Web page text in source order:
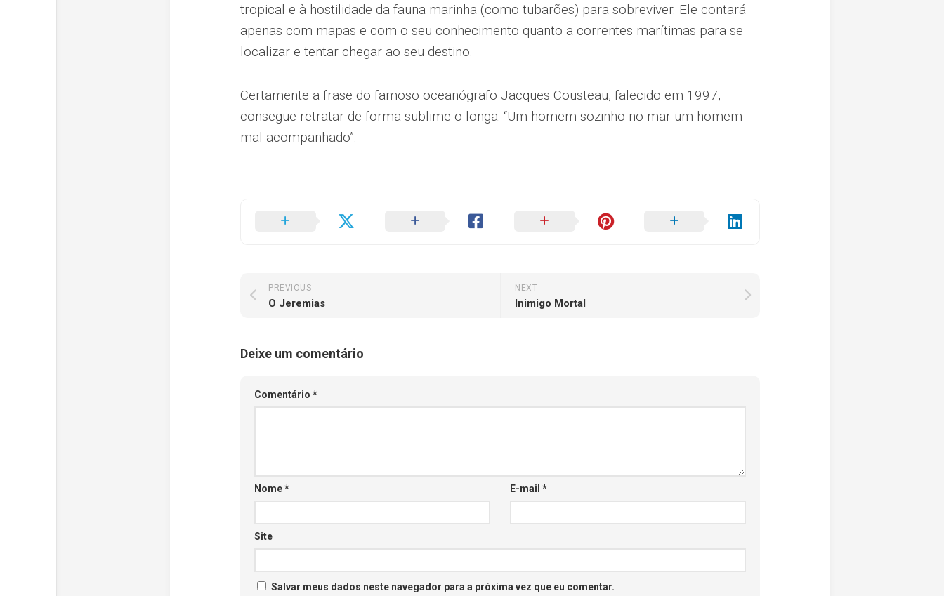
tropical e à hostilidade da fauna marinha (como tubarões) para sobreviver. Ele contará
apenas com mapas e com o seu conhecimento quanto a correntes marítimas para se
localizar e tentar chegar ao seu destino.
Certamente a frase do famoso oceanógrafo Jacques Cousteau, falecido em 1997,
consegue retratar de forma sublime o longa: “Um homem sozinho no mar um homem
mal acompanhado”.
NEXT
Inimigo Mortal
PREVIOUS
O Jeremias
Deixe um comentário
Comentário *
Nome* E-mail *
Site
Salvar meus dados neste navegador para a próxima vez que eu comentar.